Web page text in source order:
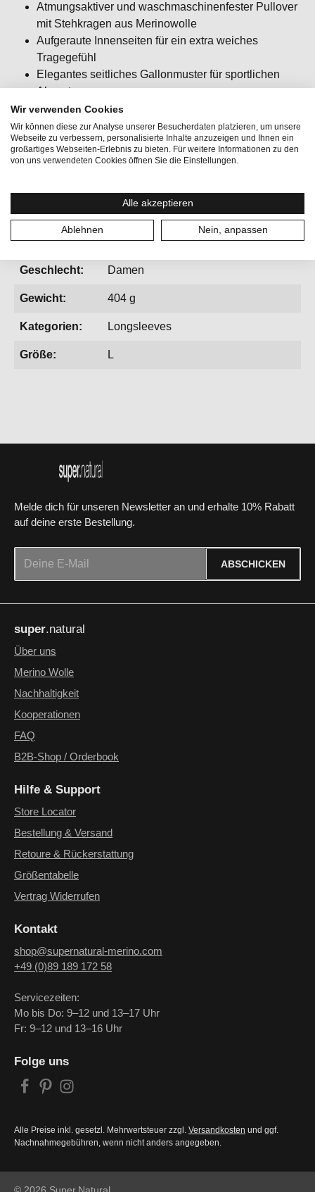
Atmungsaktiver und waschmaschinenfester Pullover
mit Stehkragen aus Merinowolle
Aufgeraute Innenseiten für ein extra weiches
Tragegefühl
Elegantes seitliches Gallonmuster für sportlichen
Akzent
Der ideale Begleiter für den Alltag, Reisen oder
entspannte Stunden
Passform: regular fit / klassisch / bequem
Aktivitäten: Bergsport, Lifestyle, Wintersport
Geschlecht: Damen
Gewicht: 404 g
Kategorien: Longsleeves
Größe: L
Melde dich für unseren Newsletter an und erhalte 10% Rabatt
auf deine erste Bestellung.
ABSCHICKEN
genommen und die
einverstanden.
Die mit einem Stern (*) markierten Felder sind Pflichtfelder.
Folge uns
Alle Preise inkl. gesetzl. Mehrwertsteuer zzgl. Versandkosten und ggf.
Nachnahmegebühren, wenn nicht anders angegeben.
super.natural
Über uns
Merino Wolle
Nachhaltigkeit
Kooperationen
FAQ
B2B-Shop / Orderbook
Hilfe & Support
Store Locator
Bestellung & Versand
Retoure & Rückerstattung
Größentabelle
Vertrag Widerrufen
Kontakt
shop@supernatural-merino.com
+49 (0)89 189 172 58
Servicezeiten:
Mo bis Do: 9–12 und 13–17 Uhr
Fr: 9–12 und 13–16 Uhr
Wir verwenden Cookies
Wir können diese zur Analyse unserer Besucherdaten platzieren, um unsere
Webseite zu verbessern, personalisierte Inhalte anzuzeigen und Ihnen ein
großartiges Webseiten-Erlebnis zu bieten. Für weitere Informationen zu den
von uns verwendeten Cookies öffnen Sie die Einstellungen.
Alle akzeptieren
Ablehnen Nein, anpassen